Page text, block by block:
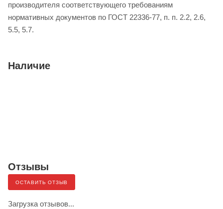
производителя соответствующего требованиям
нормативных документов по ГОСТ 22336-77, п. п. 2.2, 2.6,
5.5, 5.7.
Наличие
Отзывы
ОСТАВИТЬ ОТЗЫВ
Загрузка отзывов...